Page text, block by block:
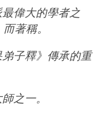
偉大的學者之
著稱。
子釋》傳承的重
之一。